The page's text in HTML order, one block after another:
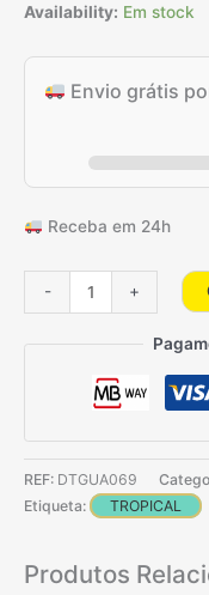
classificação
Availability: Em stock
Envio grátis
Receba em 24h
-
Quantidade
de
Guardanapos
+
REF: DTGUA069
Etiqueta:
TROPICAL
Produtos